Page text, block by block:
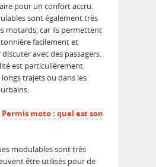
pour un confort accru.
sont également très
motards, car ils permettent
facilement et
avec des passagers.
est particulièrement
trajets ou dans les
Permis moto : quel est son
modulables sont très
être utilisés pour de